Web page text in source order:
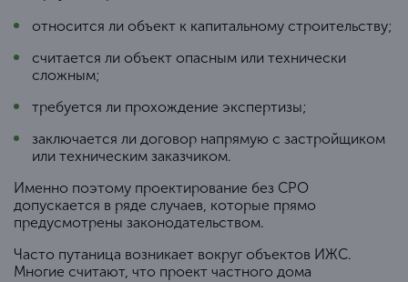
относится ли объект к капитальному строительству;
считается ли объект опасным или технически
сложным;
требуется ли прохождение экспертизы;
заключается ли договор напрямую с застройщиком
или техническим заказчиком.
Именно поэтому проектирование без СРО
допускается в ряде случаев, которые прямо
предусмотрены законодательством.
Часто путаница возникает вокруг объектов ИЖС.
Многие считают, что проект частного дома